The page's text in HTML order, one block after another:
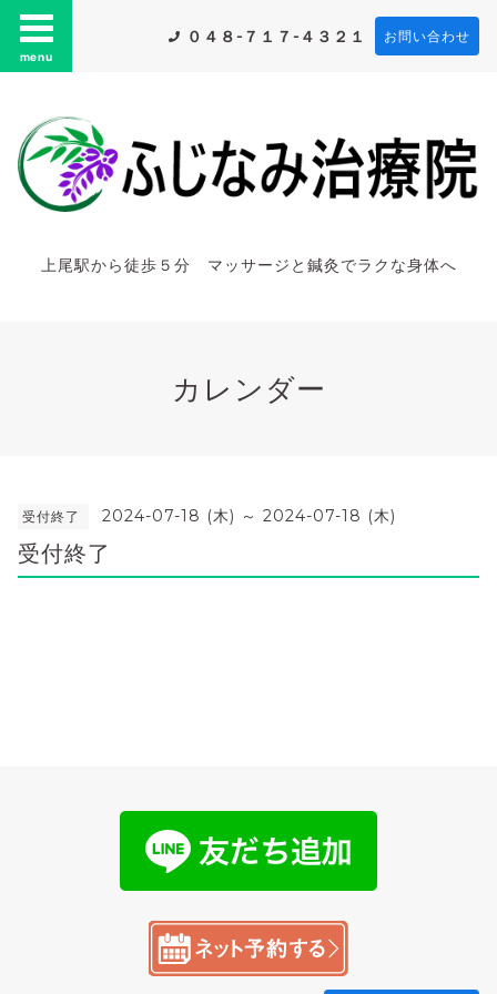
menu
０４８-７１７-４３２１ お問い合わせ
上尾駅から徒歩５分 マッサージと鍼灸でラクな身体へ
カレンダー
受付終了 2024-07-18 (木) ～ 2024-07-18 (木)
受付終了